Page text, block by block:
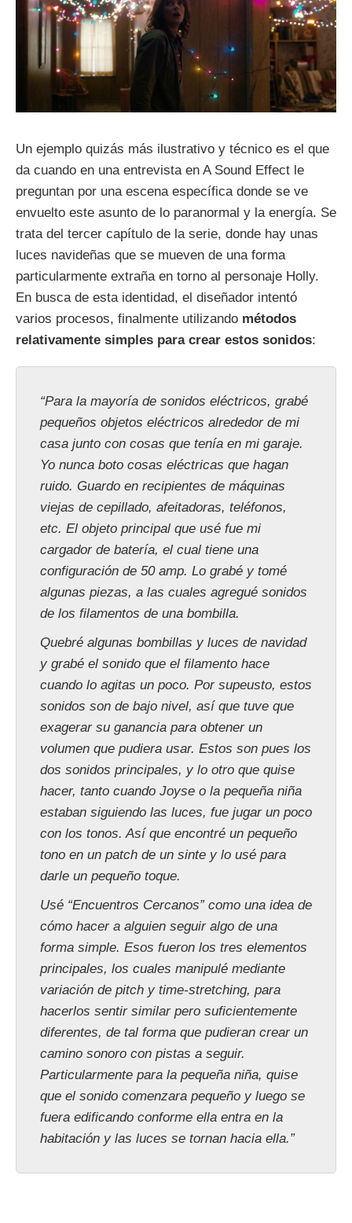
Un ejemplo quizás más ilustrativo y técnico es el que
da cuando en una entrevista en A Sound Effect le
preguntan por una escena específica donde se ve
envuelto este asunto de lo paranormal y la energía. Se
trata del tercer capítulo de la serie, donde hay unas
luces navideñas que se mueven de una forma
particularmente extraña en torno al personaje Holly.
En busca de esta identidad, el diseñador intentó
varios procesos, finalmente utilizando métodos
relativamente simples para crear estos sonidos:
“Para la mayoría de sonidos eléctricos, grabé
pequeños objetos eléctricos alrededor de mi
casa junto con cosas que tenía en mi garaje.
Yo nunca boto cosas eléctricas que hagan
ruido. Guardo en recipientes de máquinas
viejas de cepillado, afeitadoras, teléfonos,
etc. El objeto principal que usé fue mi
cargador de batería, el cual tiene una
configuración de 50 amp. Lo grabé y tomé
algunas piezas, a las cuales agregué sonidos
de los filamentos de una bombilla.
Quebré algunas bombillas y luces de navidad
y grabé el sonido que el filamento hace
cuando lo agitas un poco. Por supeusto, estos
sonidos son de bajo nivel, así que tuve que
exagerar su ganancia para obtener un
volumen que pudiera usar. Estos son pues los
dos sonidos principales, y lo otro que quise
hacer, tanto cuando Joyse o la pequeña niña
estaban siguiendo las luces, fue jugar un poco
con los tonos. Así que encontré un pequeño
tono en un patch de un sinte y lo usé para
darle un pequeño toque.
Usé “Encuentros Cercanos” como una idea de
cómo hacer a alguien seguir algo de una
forma simple. Esos fueron los tres elementos
principales, los cuales manipulé mediante
variación de pitch y time-stretching, para
hacerlos sentir similar pero suficientemente
diferentes, de tal forma que pudieran crear un
camino sonoro con pistas a seguir.
Particularmente para la pequeña niña, quise
que el sonido comenzara pequeño y luego se
fuera edificando conforme ella entra en la
habitación y las luces se tornan hacia ella.”